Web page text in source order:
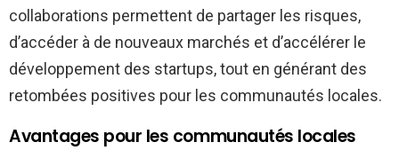
collaborations permettent de partager les risques,
d’accéder à de nouveaux marchés et d’accélérer le
développement des startups, tout en générant des
retombées positives pour les communautés locales.
Avantages pour les communautés locales